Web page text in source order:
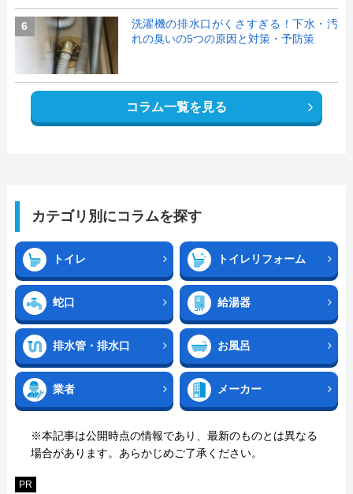
6
洗濯機の排水口がくさすぎる！下水・汚
れの臭いの5つの原因と対策・予防策
コラム一覧を見る
カテゴリ別にコラムを探す
トイレ トイレリフォーム
蛇口 給湯器
排水管・排水口 お風呂
業者 メーカー
※本記事は公開時点の情報であり、最新のものとは異なる
場合があります。あらかじめご了承ください。
PR